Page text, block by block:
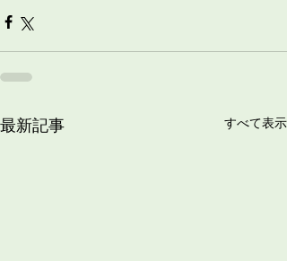
最新記事 すべて表示